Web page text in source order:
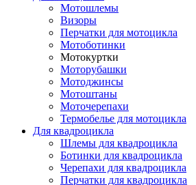
Мотошлемы
Визоры
Перчатки для мотоцикла
Мотоботинки
Мотокуртки
Моторубашки
Мотоджинсы
Мотоштаны
Моточерепахи
Термобелье для мотоцикла
Для квадроцикла
Шлемы для квадроцикла
Ботинки для квадроцикла
Черепахи для квадроцикла
Перчатки для квадроцикла